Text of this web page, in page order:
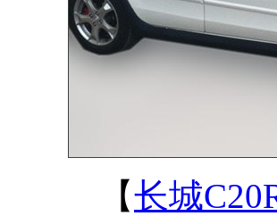
【长城